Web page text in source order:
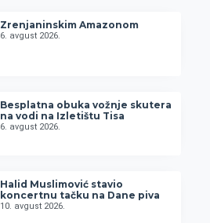
Zrenjaninskim Amazonom
6. avgust 2026.
Besplatna obuka vožnje skutera
na vodi na Izletištu Tisa
6. avgust 2026.
Halid Muslimović stavio
koncertnu tačku na Dane piva
10. avgust 2026.